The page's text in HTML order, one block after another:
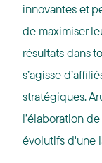
innovantes et
de maximiser
résultats dans
s’agisse
stratégiques.
l’élaboration
évolutifs d'une